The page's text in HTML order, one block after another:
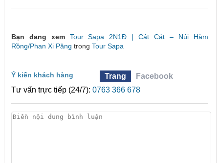
Bạn đang xem
Tour Sapa 2N1Đ | Cát Cát – Núi Hàm
Rồng/Phan Xi Păng trong Tour Sapa
Ý kiến khách hàng Trang
Facebook
Tư vấn trực tiếp (24/7): 0763 366 678